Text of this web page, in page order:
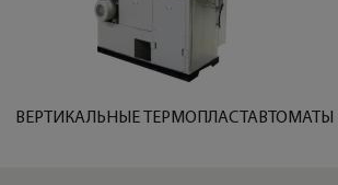
ВЕРТИКАЛЬНЫЕ ТЕРМОПЛАСТАВТОМАТЫ